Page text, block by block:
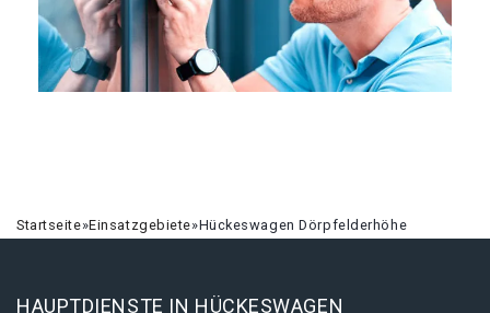
Startseite»Einsatzgebiete»Hückeswagen Dörpfelderhöhe
HAUPTDIENSTE IN HÜCKESWAGEN